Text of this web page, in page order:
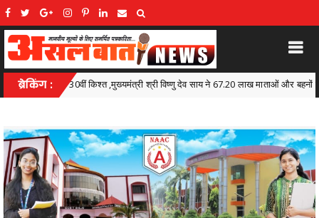
ब्रेकिंग :
देव साय ने 67.20 लाख माताओं और बहनों के खातों में डीबीटी के माध्यम से अंतरित किए